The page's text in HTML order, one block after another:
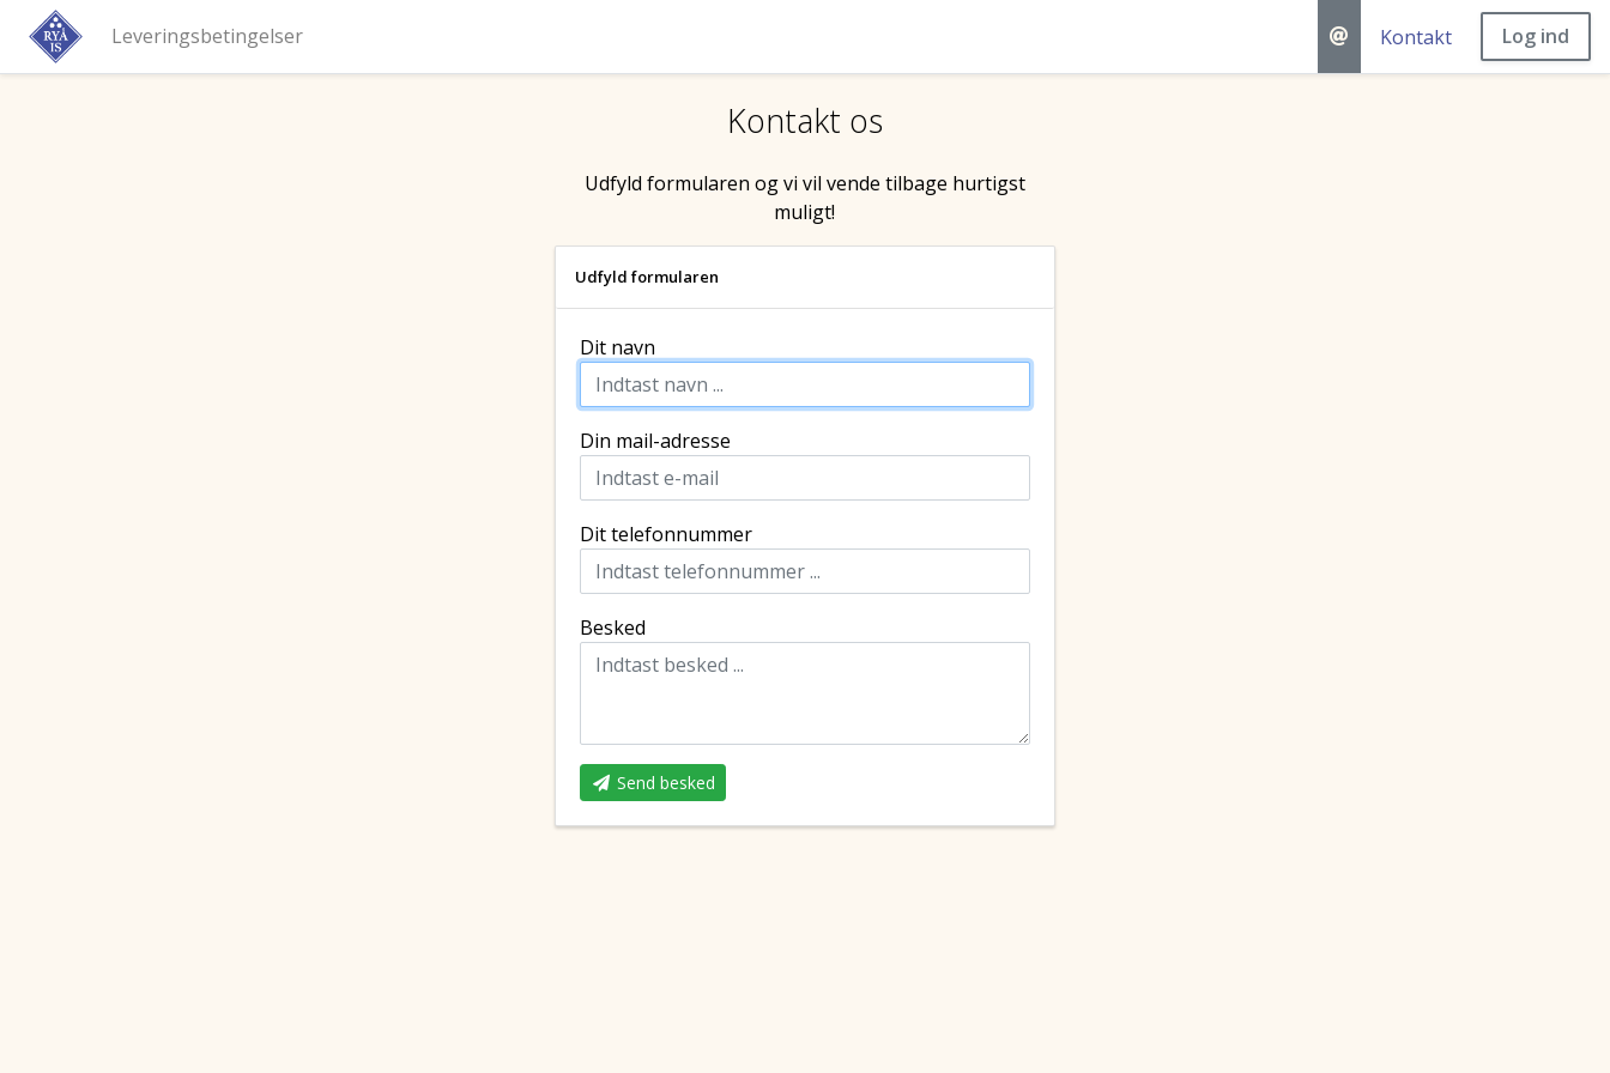
Leveringsbetingelser Kontakt Log ind
Kontakt os
Udfyld formularen og vi vil vende tilbage hurtigst
muligt!
Udfyld formularen
Dit navn
Din mail-adresse
Dit telefonnummer
Besked
Send besked